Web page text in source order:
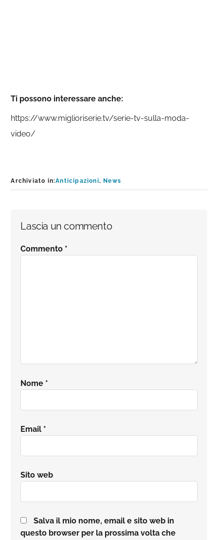
Ti possono interessare anche:
https://www.miglioriserie.tv/serie-tv-sulla-moda-
video/
Archiviato in:Anticipazioni, News
Interazioni
del
Lascia un commento
Commento *
Nome *
Email *
Sito web
Salva il mio nome, email e sito web in
questo browser per la prossima volta che